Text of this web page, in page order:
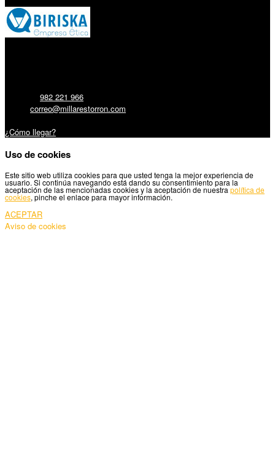
982 221 966
correo@millarestorron.com
¿Cómo llegar?
Uso de cookies
Este sitio web utiliza cookies para que usted tenga la mejor experiencia de
usuario. Si continúa navegando está dando su consentimiento para la
aceptación de las mencionadas cookies y la aceptación de nuestra política de
cookies, pinche el enlace para mayor información.
ACEPTAR
Aviso de cookies